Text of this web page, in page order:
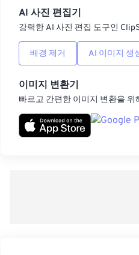
AI 사진 편집기
강력한 AI 사진 편집 도구인
배경 제거 AI 이미지 생
이미지 변환기
빠르고 간편한 이미지 변환을